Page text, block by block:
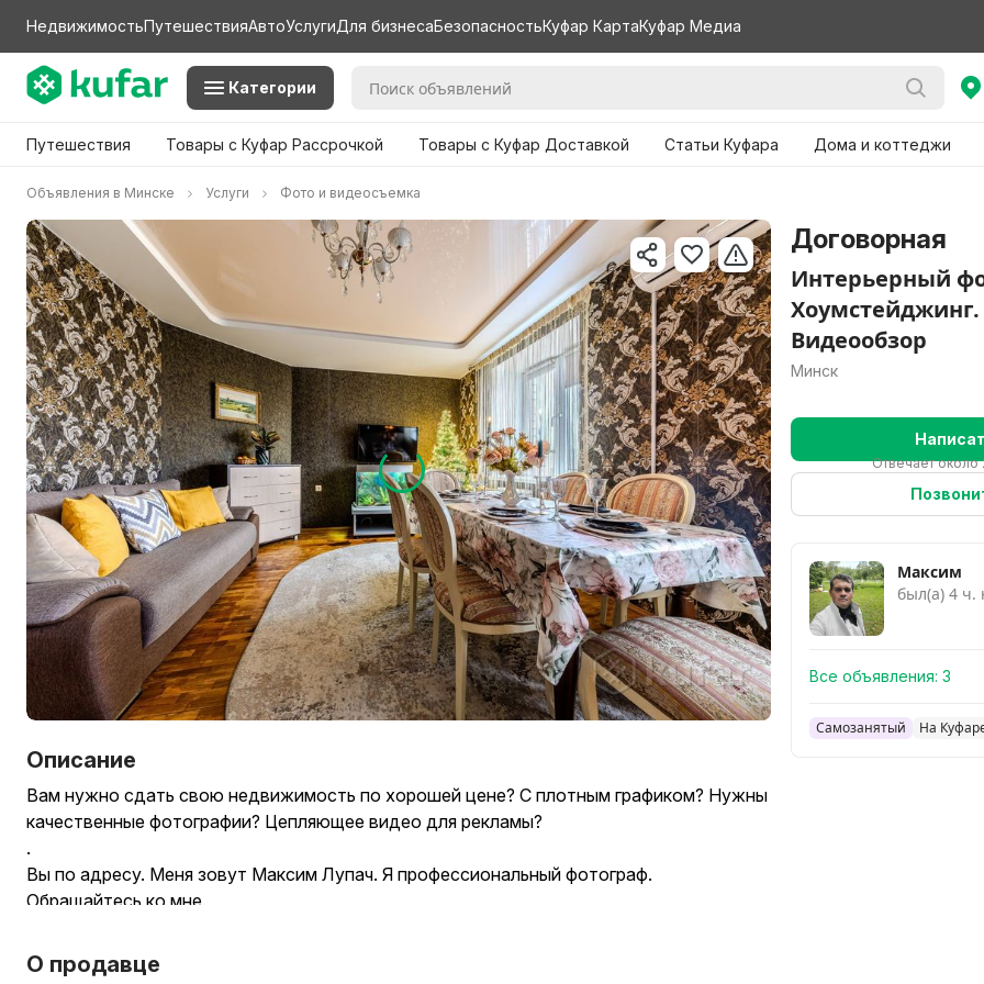
НедвижимостьПутешествияАвтоУслугиДля бизнесаБезопасностьКуфар КартаКуфар Медиа
Категории
Путешествия Товары с Куфар Рассрочкой Товары с Куфар Доставкой Статьи Куфара Дома и коттеджи
Объявления в Минске Услуги Фото и видеосъемка
Описание
Вам нужно сдать свою недвижимость по хорошей цене? С плотным графиком? Нужны
качественные фотографии? Цепляющее видео для рекламы?
.
Вы по адресу. Меня зовут Максим Лупач. Я профессиональный фотограф.
Обращайтесь ко мне.
обработки до "Все под ключ".
О продавце
Договорная
Интерьерный
Хоумстейджинг.
Видеообзор
Минск
Отвечает около
Максим
был(а) 4 ч.
Все объявления: 3
Самозанятый На